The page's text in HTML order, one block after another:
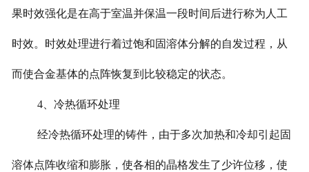
果时效强化是在高于室温并保温一段时间后进行称为人工
时效。时效处理进行着过饱和固溶体分解的自发过程，从
而使合金基体的点阵恢复到比较稳定的状态。
4、冷热循环处理
经冷热循环处理的铸件，由于多次加热和冷却引起固
溶体点阵收缩和膨胀，使各相的晶格发生了少许位移，使